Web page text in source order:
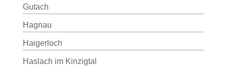
Gutach
Hagnau
Haigerloch
Haslach im Kinzigtal